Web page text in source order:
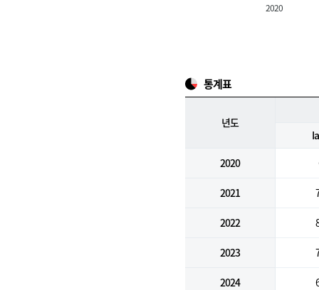
2020
통계표
년도
2020
2021
2022
2023
2024